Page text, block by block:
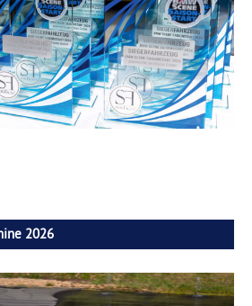
2026